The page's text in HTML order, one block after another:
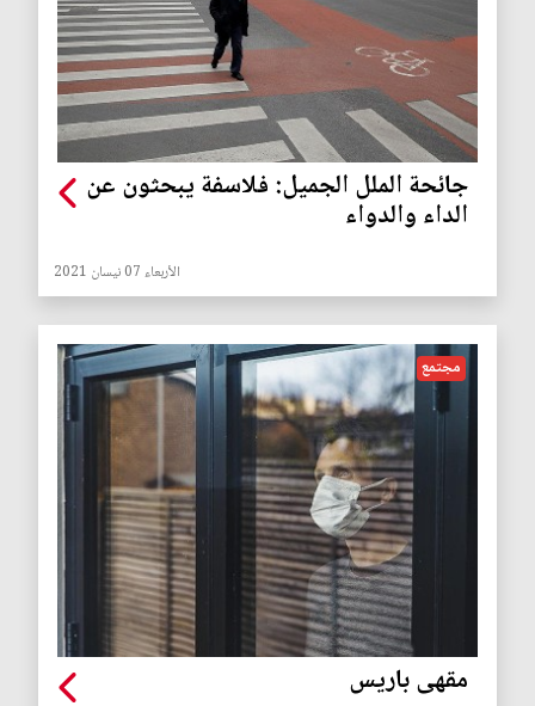
جائحة الملل الجميل: فلاسفة يبحثون عن
الداء والدواء
الأربعاء 07 نيسان 2021
مجتمع
مقهى باريس